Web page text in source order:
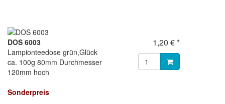
DOS 6003
Lampionteedose grün,Glück
ca. 100g 80mm Durchmesser
120mm hoch
Sonderpreis
1,20 € *